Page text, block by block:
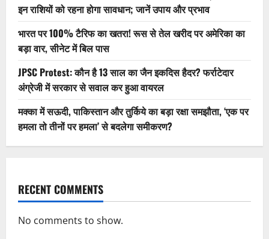
इन राशियों को रहना होगा सावधान; जानें उपाय और प्रभाव
भारत पर 100% टैरिफ का खतरा! रूस से तेल खरीद पर अमेरिका का
बड़ा वार, सीनेट में बिल पास
JPSC Protest: कौन है 13 साल का जैन इकदिस हैदर? फर्राटेदार
अंग्रेजी में सरकार से सवाल कर हुआ वायरल
मक्का में सऊदी, पाकिस्तान और तुर्किये का बड़ा रक्षा समझौता, ‘एक पर
हमला तो तीनों पर हमला’ से बदलेगा समीकरण?
RECENT COMMENTS
No comments to show.